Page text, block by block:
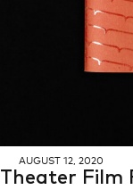
AU­GUST 12, 2020
Thea­ter Film